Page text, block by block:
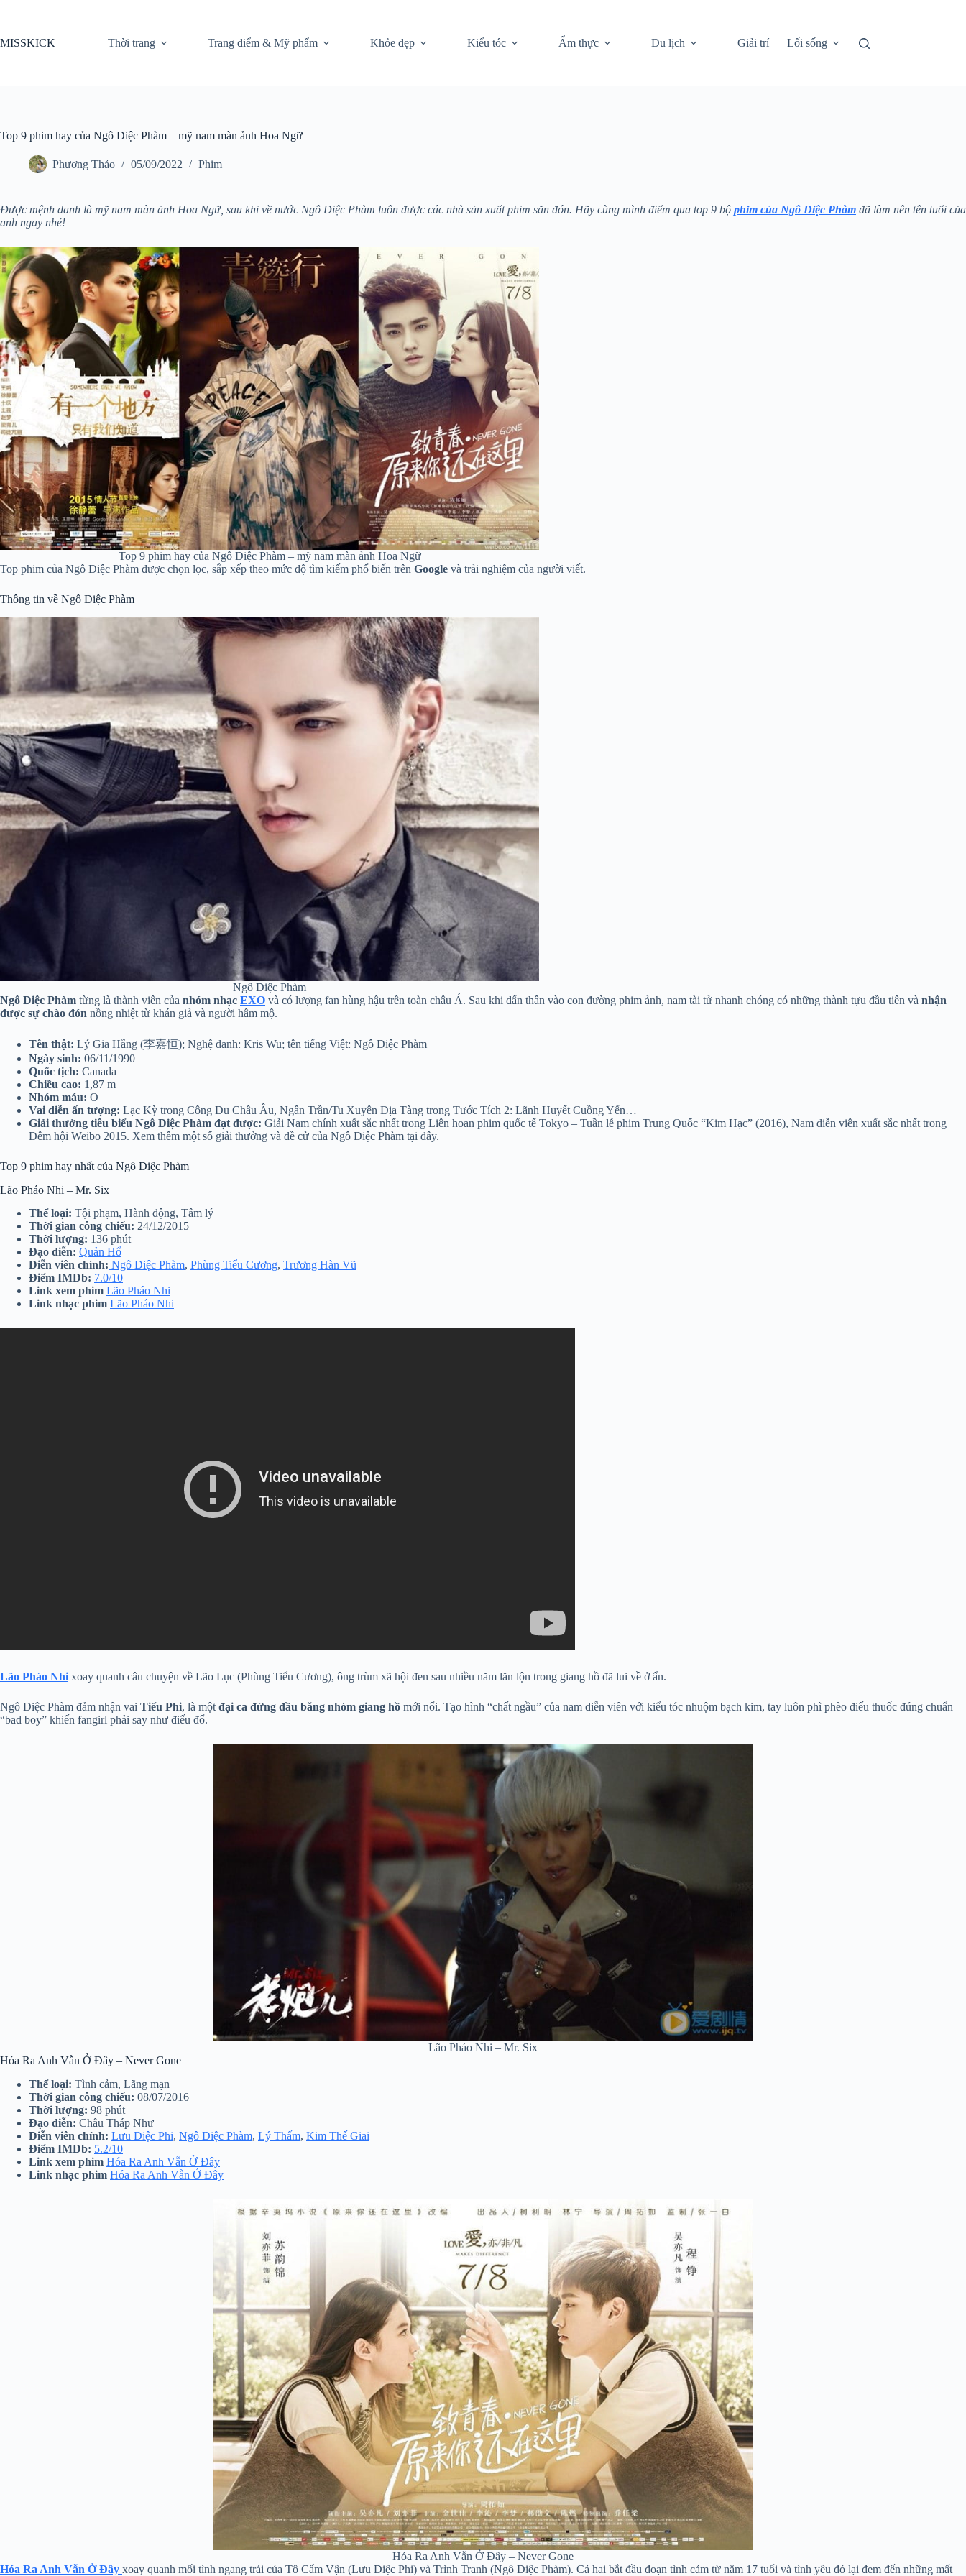
nội
MISSKICK Thời trang Trang điểm & Mỹ phẩm Khỏe đẹp Kiểu tóc Ẩm thực Du lịch Giải trí Lối sống
Top 9 phim hay của Ngô Diệc Phàm – mỹ nam màn ảnh Hoa Ngữ
Phương Thảo 05/09/2022 Phim
Được mệnh danh là mỹ nam màn ảnh Hoa Ngữ, sau khi về nước Ngô Diệc Phàm luôn được các nhà sản xuất phim săn đón. Hãy cùng mình điểm qua top 9 bộ phim của Ngô Diệc Phàm đã làm nên tên tuổi của
anh ngay nhé!
Top 9 phim hay của Ngô Diệc Phàm – mỹ nam màn ảnh Hoa Ngữ
Top phim của Ngô Diệc Phàm được chọn lọc, sắp xếp theo mức độ tìm kiếm phổ biến trên Google và trải nghiệm của người viết.
Thông tin về Ngô Diệc Phàm
Ngô Diệc Phàm
Ngô Diệc Phàm từng là thành viên của nhóm nhạc EXO và có lượng fan hùng hậu trên toàn châu Á. Sau khi dấn thân vào con đường phim ảnh, nam tài tử nhanh chóng có những thành tựu đầu tiên và nhận
được sự chào đón nồng nhiệt từ khán giả và người hâm mộ.
Tên thật: Lý Gia Hằng (李嘉恒); Nghệ danh: Kris Wu; tên tiếng Việt: Ngô Diệc Phàm
Ngày sinh: 06/11/1990
Quốc tịch: Canada
Chiều cao: 1,87 m
Nhóm máu: O
Vai diễn ấn tượng: Lạc Kỳ trong Công Du Châu Âu, Ngân Trần/Tu Xuyên Địa Tàng trong Tước Tích 2: Lãnh Huyết Cuồng Yến…
Giải thưởng tiêu biểu Ngô Diệc Phàm đạt được: Giải Nam chính xuất sắc nhất trong Liên hoan phim quốc tế Tokyo – Tuần lễ phim Trung Quốc “Kim Hạc” (2016), Nam diễn viên xuất sắc nhất trong
Đêm hội Weibo 2015. Xem thêm một số giải thưởng và đề cử của Ngô Diệc Phàm tại đây.
Top 9 phim hay nhất của Ngô Diệc Phàm
Lão Pháo Nhi – Mr. Six
Thể loại: Tội phạm, Hành động, Tâm lý
Thời gian công chiếu: 24/12/2015
Thời lượng: 136 phút
Đạo diễn: Quản Hổ
Diễn viên chính: Ngô Diệc Phàm, Phùng Tiểu Cương, Trương Hàn Vũ
Điểm IMDb: 7.0/10
Link xem phim Lão Pháo Nhi
Link nhạc phim Lão Pháo Nhi
Lão Pháo Nhixoay quanh câu chuyện về Lão Lục (Phùng Tiểu Cương), ông trùm xã hội đen sau nhiều năm lăn lộn trong giang hồ đã lui về ở ẩn.
Ngô Diệc Phàm đảm nhận vai Tiểu Phi, là mộtđại ca đứng đầu băng nhóm giang hồ mới nổi. Tạo hình “chất ngầu” của nam diễn viên với kiểu tóc nhuộm bạch kim, tay luôn phì phèo điếu thuốc đúng chuẩn
“bad boy” khiến fangirl phải say như điếu đổ.
Lão Pháo Nhi – Mr. Six
Hóa Ra Anh Vẫn Ở Đây – Never Gone
Thể loại: Tình cảm, Lãng mạn
Thời gian công chiếu: 08/07/2016
Thời lượng: 98 phút
Đạo diễn: Châu Tháp Như
Diễn viên chính: Lưu Diệc Phi, Ngô Diệc Phàm, Lý Thấm, Kim Thế Giai
Điểm IMDb: 5.2/10
Link xem phim Hóa Ra Anh Vẫn Ở Đây
Link nhạc phim Hóa Ra Anh Vẫn Ở Đây
Hóa Ra Anh Vẫn Ở Đây – Never Gone
Hóa Ra Anh Vẫn Ở Đây xoay quanh mối tình ngang trái của Tô Cẩm Vận (Lưu Diệc Phi) và Trình Tranh (Ngô Diệc Phàm). Cả hai bắt đầu đoạn tình cảm từ năm 17 tuổi và tình yêu đó lại đem đến những mất